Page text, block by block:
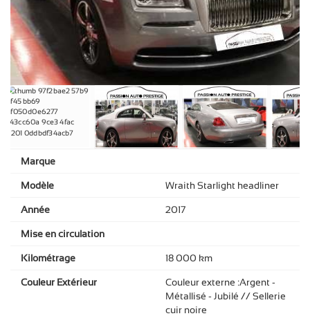
Marque
Modèle Wraith Starlight headliner
Année 2017
Mise en circulation
Kilométrage 18 000 km
Couleur Extérieur
Couleur externe :Argent -
Métallisé - Jubilé // Sellerie
cuir noire